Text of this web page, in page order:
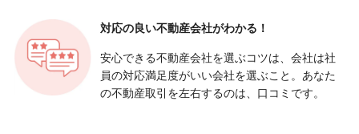
対応の良い不動産会社がわかる！
安心できる不動産会社を選ぶコツは、会社は社
員の対応満足度がいい会社を選ぶこと。あなた
の不動産取引を左右するのは、口コミです。